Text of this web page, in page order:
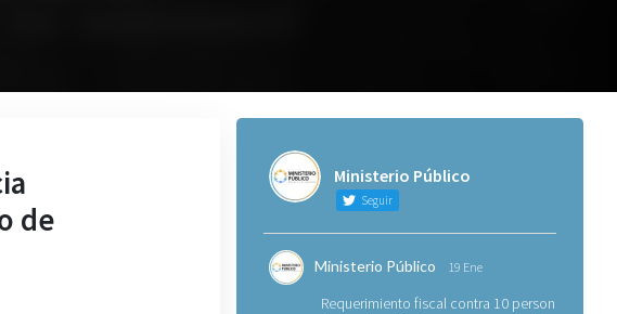
de
Ministerio Público
Seguir
Ministerio Público 19 Ene
Requerimiento fiscal contra 10 personas